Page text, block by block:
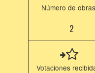
Número de
2
Votaciones